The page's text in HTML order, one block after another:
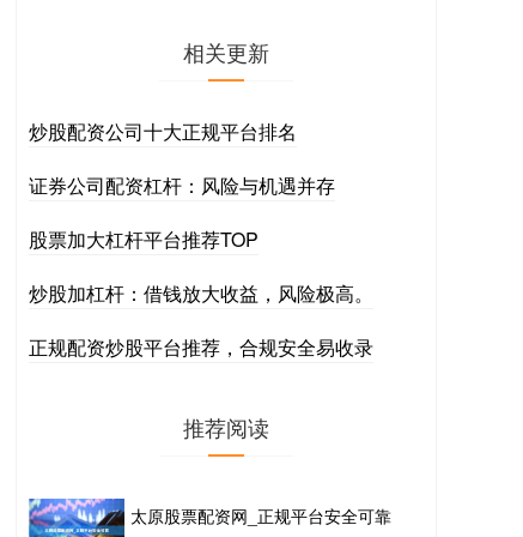
相关更新
炒股配资公司十大正规平台排名
证券公司配资杠杆：风险与机遇并存
股票加大杠杆平台推荐TOP
炒股加杠杆：借钱放大收益，风险极高。
正规配资炒股平台推荐，合规安全易收录
推荐阅读
太原股票配资网_正规平台安全可靠